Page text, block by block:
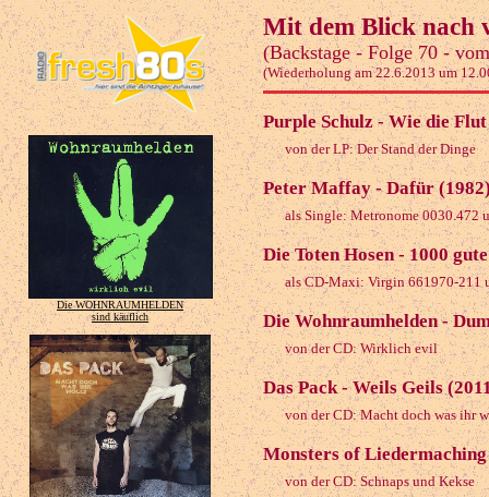
Die WOHNRAUMHELDEN
sind käuflich
Mit dem Blick nach
(Backstage - Folge 70 -
(Wiederholung am 22.6.2013 um
Purple Schulz - Wie die
von der LP: Der Stand der Dinge
Peter Maffay - Dafür
als Single: Metronome 0030.472
Die Toten Hosen - 1000
als CD-Maxi: Virgin 661970-211
Die Wohnraumhelden -
von der CD: Wirklich evil
Das Pack - Weils Geils
von der CD: Macht doch was ihr
Monsters of
von der CD: Schnaps und Kekse